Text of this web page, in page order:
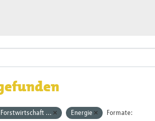
... Energie Formate: